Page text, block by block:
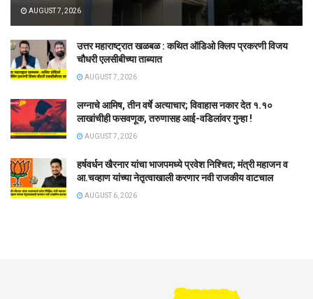
AUGUST 7, 2026
उत्तर महाराष्ट्रात खळबळ : कथित ऑडिओ क्लिप प्रकरणी विजय
चौधरी एलसीबीच्या ताब्यात
AUGUST 7, 2026
लग्नाचे आमिष, तीन वर्षे अत्याचार; विवाहास नकार देत १.१०
लाखांचीही फसवणूक, तरुणासह आई-वडिलांवर गुन्हा !
AUGUST 7, 2026
हर्षवर्धन खैरनार यांचा भाजपमध्ये प्रवेश निश्चित; मंत्री महाजन व
आ.चव्हाण यांच्या नेतृत्वाखाली करणार नवी राजकीय वाटचाल
AUGUST 6, 2026